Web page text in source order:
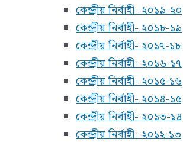
কেন্দ্রীয় নির্বাহী- ২০১৯-২০
কেন্দ্রীয় নির্বাহী- ২০১৮-১৯
কেন্দ্রীয় নির্বাহী- ২০১৭-১৮
কেন্দ্রীয় নির্বাহী- ২০১৬-১৭
কেন্দ্রীয় নির্বাহী- ২০১৫-১৬
কেন্দ্রীয় নির্বাহী- ২০১৪-১৫
কেন্দ্রীয় নির্বাহী- ২০১৩-১৪
কেন্দ্রীয় নির্বাহী- ২০১২-১৩